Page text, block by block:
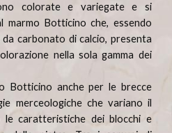
colorate e variegate e si
marmo Botticino che, essendo
carbonato di calcio, presenta
nella sola gamma dei
Botticino anche per le brecce
merceologiche che variano il
caratteristiche dei blocchi e